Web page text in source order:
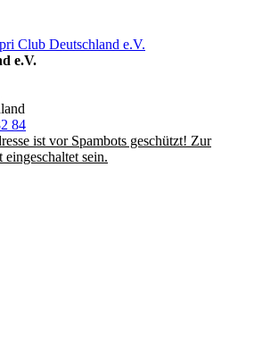
e.V.
84
ist vor Spambots geschützt! Zur
eingeschaltet sein.